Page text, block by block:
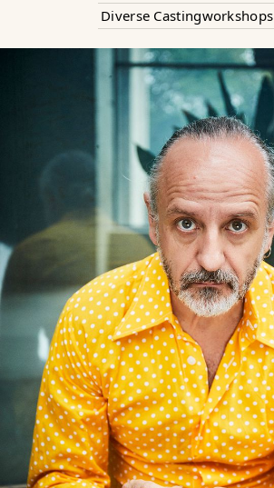
Diverse Castingworkshops